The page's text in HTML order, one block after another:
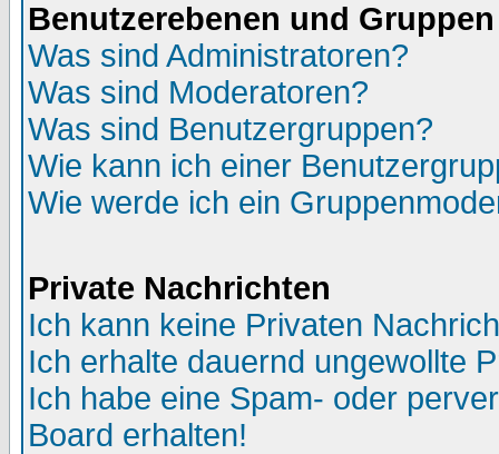
Benutzerebenen und Gruppen
Was sind Administratoren?
Was sind Moderatoren?
Was sind Benutzergruppen?
Wie kann ich einer
Wie werde ich ein
Private Nachrichten
Ich kann keine Privaten
Ich erhalte dauernd ungewollte
Ich habe eine Spam- oder
Board erhalten!